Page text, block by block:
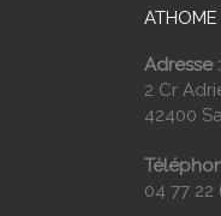
Adresse :
2 Cr
42400
04 77 22